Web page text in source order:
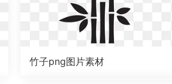
竹子png图片素材